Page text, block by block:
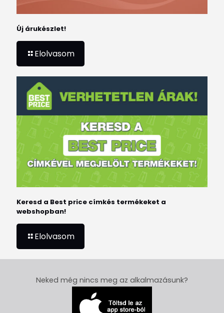
Új árukészlet!
Elolvasom
Keresd a Best price címkés termékeket a
webshopban!
Elolvasom
Neked még nincs meg az alkalmazásunk?